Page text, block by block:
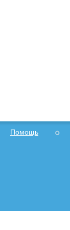
Помощь